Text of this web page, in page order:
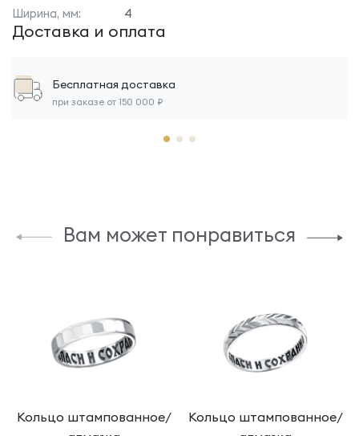
Ширина, мм: 4
Доставка и оплата
Бесплатная доставка
при заказе от 150 000 ₽
Вам может понравиться
Кольцо штампованное/
Кольцо штампованное/